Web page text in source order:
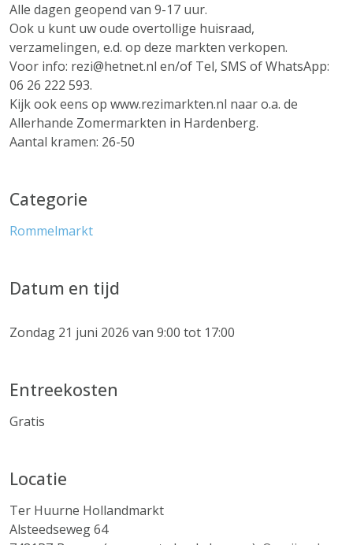
Alle dagen geopend van 9-17 uur.
Ook u kunt uw oude overtollige huisraad,
verzamelingen, e.d. op deze markten verkopen.
Voor info: rezi@hetnet.nl en/of Tel, SMS of WhatsApp:
06 26 222 593.
Kijk ook eens op www.rezimarkten.nl naar o.a. de
Allerhande Zomermarkten in Hardenberg.
Aantal kramen: 26-50
Categorie
Rommelmarkt
Datum en tijd
Zondag 21 juni 2026 van 9:00 tot 17:00
Entreekosten
Gratis
Locatie
Ter Huurne Hollandmarkt
Alsteedseweg 64